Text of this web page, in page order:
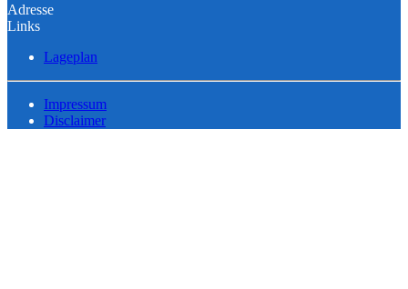
Adresse
Links
Lageplan
Impressum
Disclaimer